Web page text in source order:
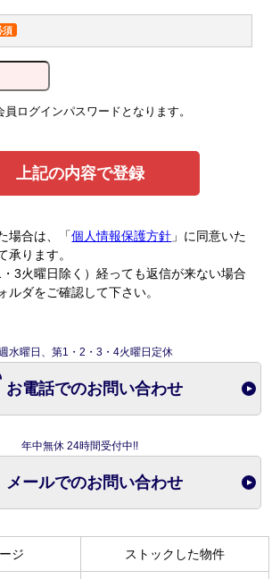
ログインパスワードとなります。
場合は、「個人情報保護方針 」に同意いた
承ります。
3火曜日除く）経っても返信が来ない場合
ルダをご確認して下さい。
水曜日、第1・2・3・4火曜日定休
お電話でのお問い合わせ
年中無休 24時間受付中!!
メールでのお問い合わせ
ジ ストックした物件